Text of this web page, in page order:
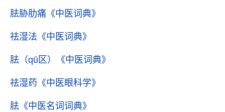
胠胁肋痛 《中医词典》
祛湿法 《中医词典》
胠（qū区） 《中医词典》
祛湿药 《中医眼科学》
胠 《中医名词词典》